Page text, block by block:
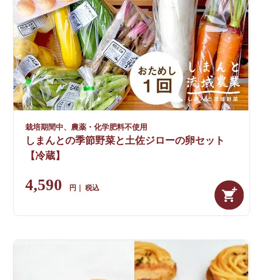
栽培期間中、農薬・化学肥料不使用
しまんとの季節野菜と土佐ジローの卵セット
【冷蔵】
4,590 税込